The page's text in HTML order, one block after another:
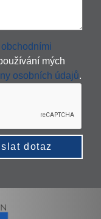
mých
osobních údajů.
dotaz